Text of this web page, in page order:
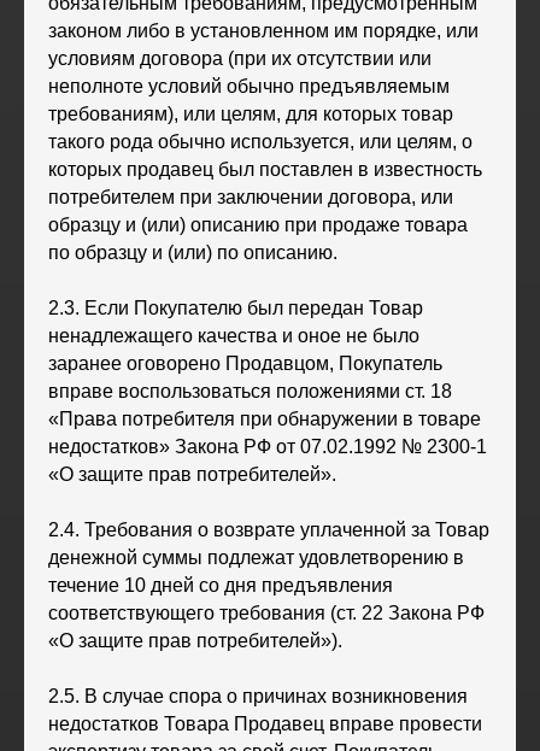
законом либо в установленном им порядке, или
условиям договора (при их отсутствии или
неполноте условий обычно предъявляемым
требованиям), или целям, для которых товар
такого рода обычно используется, или целям, о
которых продавец был поставлен в известность
потребителем при заключении договора, или
образцу и (или) описанию при продаже товара
по образцу и (или) по описанию.
2.3. Если Покупателю был передан Товар
ненадлежащего качества и оное не было
заранее оговорено Продавцом, Покупатель
вправе воспользоваться положениями ст. 18
«Права потребителя при обнаружении в товаре
недостатков» Закона РФ от 07.02.1992 № 2300-1
«О защите прав потребителей».
2.4. Требования о возврате уплаченной за Товар
денежной суммы подлежат удовлетворению в
течение 10 дней со дня предъявления
соответствующего требования (ст. 22 Закона РФ
«О защите прав потребителей»).
2.5. В случае спора о причинах возникновения
недостатков Товара Продавец вправе провести
Администрация
Тренерский штаб
НМХК Прогресс
Турнирная таблица
Тренерский штаб
Состав команды